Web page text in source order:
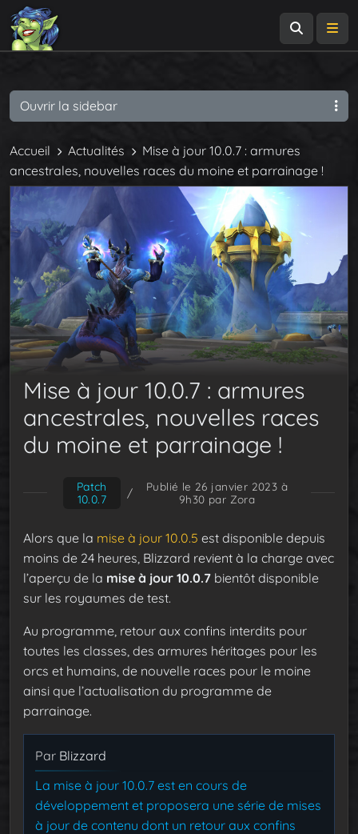
Accueil Actualités
Mise à jour 10.0.7 : armures
ancestrales, nouvelles races du moine et parrainage !
Mise à jour 10.0.7 : armures
ancestrales, nouvelles races
du moine et parrainage !
Patch
10.0.7
/
Publié le 26 janvier 2023 à
9h30 par Zora
Alors que la mise à jour 10.0.5 est disponible depuis
moins de 24 heures, Blizzard revient à la charge avec
l’aperçu de la mise à jour 10.0.7 bientôt disponible
sur les royaumes de test.
Au programme, retour aux confins interdits pour
toutes les classes, des armures héritages pour les
orcs et humains, de nouvelle races pour le moine
ainsi que l’actualisation du programme de
parrainage.
Par Blizzard
La mise à jour 10.0.7 est en cours de
développement et proposera une série de mises
à jour de contenu dont un retour aux confins
Ouvrir la sidebar